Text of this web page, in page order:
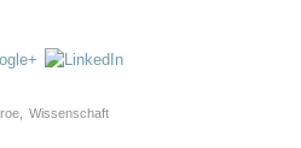
, Wissenschaft